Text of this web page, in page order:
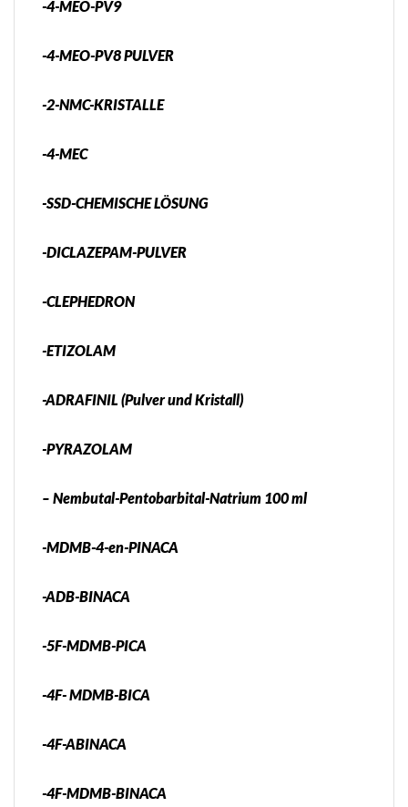
-4-MEO-PV9
-4-MEO-PV8 PULVER
-2-NMC-KRISTALLE
-4-MEC
-SSD-CHEMISCHE LÖSUNG
-DICLAZEPAM-PULVER
-CLEPHEDRON
-ETIZOLAM
-ADRAFINIL (Pulver und Kristall)
-PYRAZOLAM
– Nembutal-Pentobarbital-Natrium 100 ml
-MDMB-4-en-PINACA
-ADB-BINACA
-5F-MDMB-PICA
-4F- MDMB-BICA
-4F-ABINACA
-4F-MDMB-BINACA